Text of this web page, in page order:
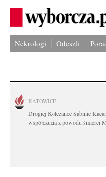
Nekrologi Odeszli
KATOWICE
Drogiej Koleżance Sabinie
współczucia z powodu śmierci